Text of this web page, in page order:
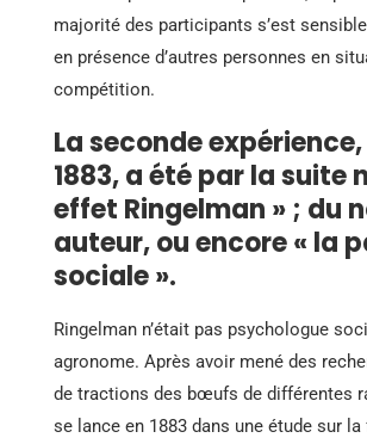
majorité des participants s’est
en présence d’autres personnes en
compétition.
La seconde
1883, a été par la suite
effet Ringelman » ; du
auteur, ou encore « la
sociale ».
Ringelman n’était pas psychologue
agronome. Après avoir mené des
de tractions des bœufs de différentes
se lance en 1883 dans une étude sur